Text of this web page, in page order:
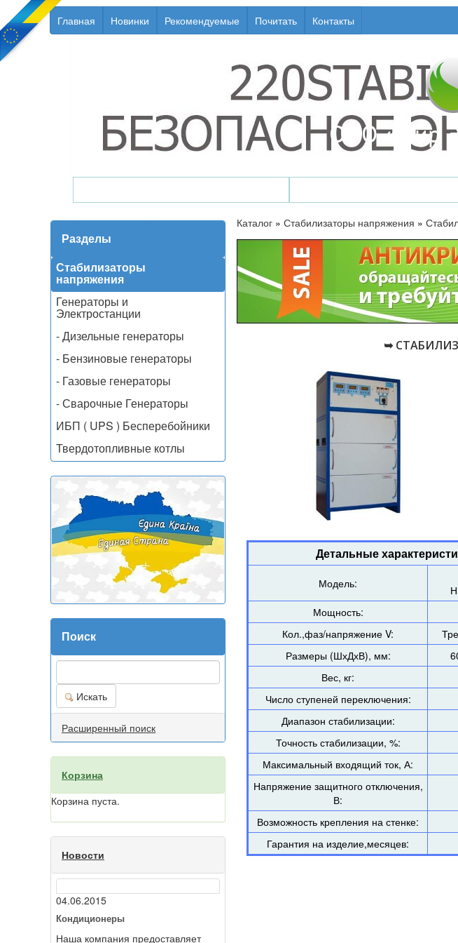
Главная Новинки Рекомендуемые Почитать Контакты
Разделы
Стабилизаторы
напряжения
Генераторы и
Электростанции
- Дизельные генераторы
- Бензиновые генераторы
- Газовые генераторы
- Сварочные Генераторы
ИБП ( UPS ) Бесперебойники
Твердотопливные котлы
Поиск
Искать
Расширенный поиск
Корзина
Корзина пуста.
Новости
04.06.2015
Кондиционеры
Наша компания предоставляет
Каталог » Стабилизаторы напряжения »
➥
Детальные
Модель:
Мощность:
Кол.,фаз/напряжение V:
Размеры (ШхДхВ), мм:
Вес, кг:
Число ступеней переключения:
Диапазон стабилизации:
Точность стабилизации, %:
Максимальный входящий ток, А:
Напряжение защитного отключения,
В:
Возможность крепления на стенке:
Гарантия на изделие,месяцев: